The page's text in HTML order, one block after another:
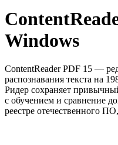
Windows
ContentReader PDF 15 —
распознавания текста на
Ридер сохраняет
с обучением и сравнение
реестре отечественного